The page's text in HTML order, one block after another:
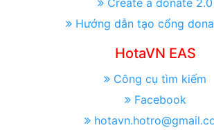
Create a donate 2.0
Hướng dẫn tạo cổng
HotaVN EAS
Công cụ tìm kiếm
Facebook